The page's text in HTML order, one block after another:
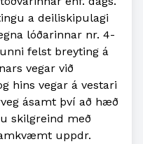
a deiliskipulagi
lóðarinnar nr. 4-
felst breyting á
vegar við
hins vegar á vestari
ásamt því að hæð
skilgreind með
uppdr.